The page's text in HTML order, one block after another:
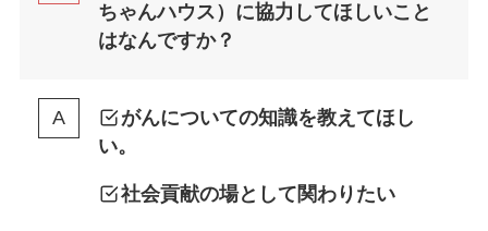
ちゃんハウス）に協力してほしいこと
はなんですか？
がんについての知識を教えてほし
い。
社会貢献の場として関わりたい